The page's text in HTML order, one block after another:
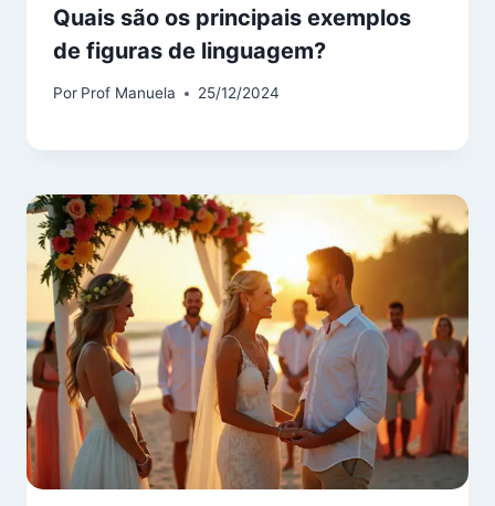
Quais são os principais exemplos
de figuras de linguagem?
Por Prof Manuela 25/12/2024